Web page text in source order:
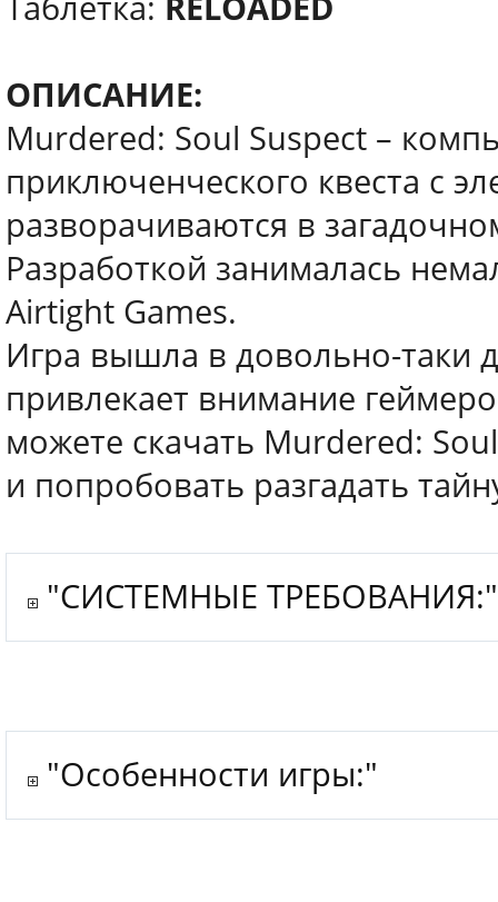
ОПИСАНИЕ:
Murdered: Soul Suspect –
приключенческого квеста с
разворачиваются в
Разработкой занималась
Airtight Games.
Игра вышла в довольно-таки
привлекает внимание
можете скачать Murdered:
и попробовать разгадать
"СИСТЕМНЫЕ ТРЕБОВАНИЯ:"
"Особенности игры:"